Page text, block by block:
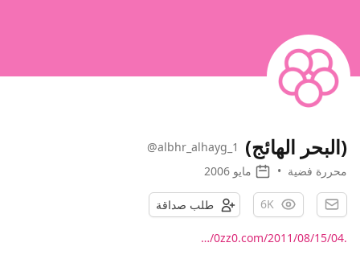
(البحر الهائج)
@albhr_alhayg_1
محررة فضية • مايو 2006
6K طلب صداقة
.0zz0.com/2011/08/15/04/…